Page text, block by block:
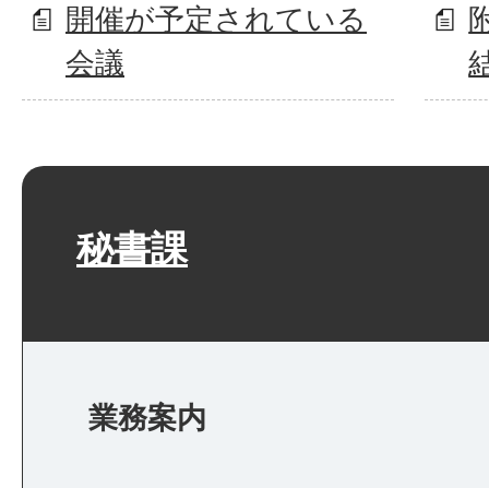
開催が予定されている
会議
秘書課
業務案内